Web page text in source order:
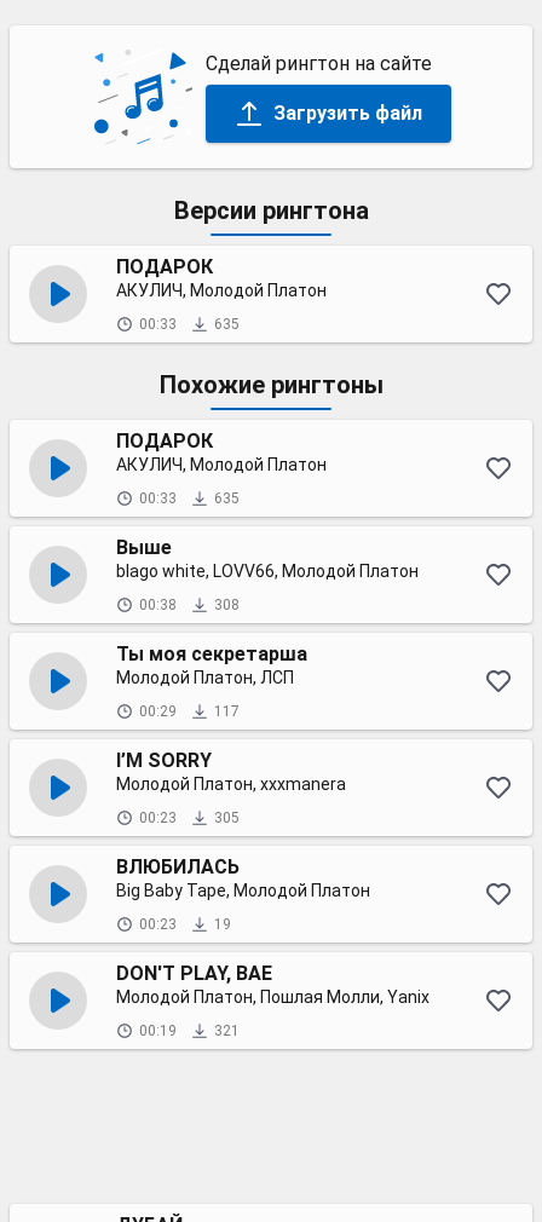
Сделай рингтон на сайте
Загрузить файл
Версии рингтона
ПОДАРОК
АКУЛИЧ, Молодой Платон
00:33 635
Похожие рингтоны
ПОДАРОК
АКУЛИЧ, Молодой Платон
00:33 635
Выше
blago white, LOVV66, Молодой Платон
00:38 308
Ты моя секретарша
Молодой Платон, ЛСП
00:29 117
I’M SORRY
Молодой Платон, xxxmanera
00:23 305
ВЛЮБИЛАСЬ
Big Baby Tape, Молодой Платон
00:23 19
DON'T PLAY, BAE
Молодой Платон, Пошлая Молли, Yanix
00:19 321